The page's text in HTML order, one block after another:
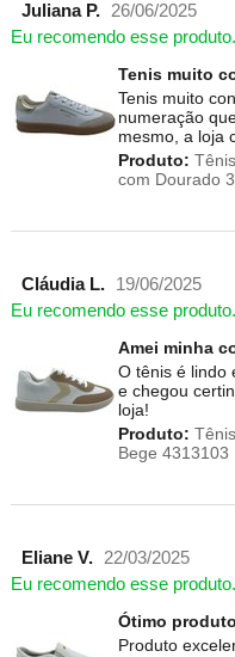
Juliana P. 26/06/2025
Eu recomendo esse produto.
Tenis muito
Tenis muito
numeração
mesmo, a loja
Produto:
com Dourado
Cláudia L.
19/06/2025
Eu recomendo esse produto.
Amei minha
O tênis é lindo
e chegou
loja!
Produto:
Bege 4313103
Eliane V. 22/03/2025
Eu recomendo esse produto.
Ótimo produto
Produto